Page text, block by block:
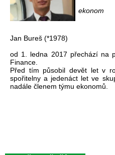
ekonom
Jan Bureš (*1978)
od 1. ledna 2017 přechází na
Finance.
Před tím působil devět let v
spořitelny a jedenáct let ve
nadále členem týmu ekonomů.